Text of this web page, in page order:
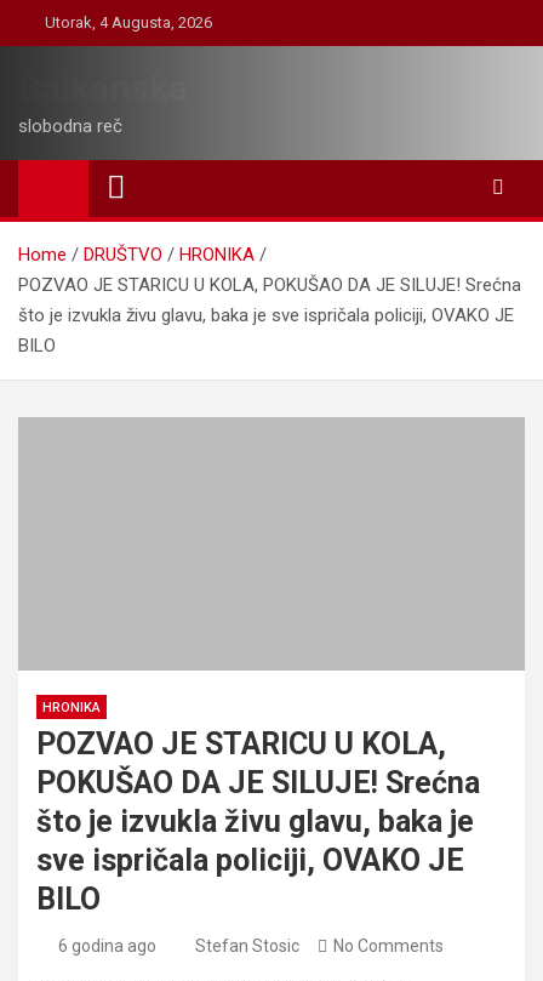
to
Utorak, 4 Augusta, 2026
slobodna reč
Home DRUŠTVO
HRONIKA
POZVAO JE STARICU U KOLA, POKUŠAO DA JE SILUJE! Srećna
što je izvukla živu glavu, baka je sve ispričala policiji, OVAKO JE
BILO
HRONIKA
POZVAO JE STARICU U KOLA,
POKUŠAO DA JE SILUJE! Srećna
što je izvukla živu glavu, baka je
sve ispričala policiji, OVAKO JE
BILO
6 godina ago Stefan Stosic No Comments